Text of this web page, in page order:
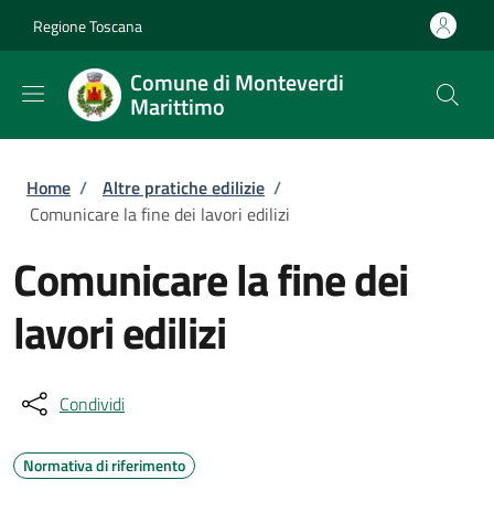
Regione Toscana
Comune di Monteverdi
Marittimo
Briciole di pane
Home / Altre pratiche edilizie /
Comunicare la fine dei lavori edilizi
Comunicare la fine dei
lavori edilizi
Condividi
Normativa di riferimento